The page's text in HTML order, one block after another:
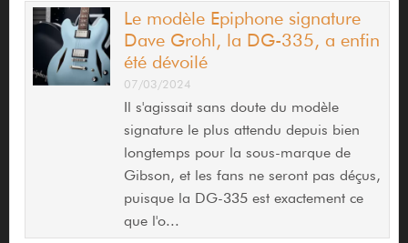
Le modèle Epiphone signature
Dave Grohl, la DG-335, a enfin
été dévoilé
07/03/2024
Il s'agissait sans doute du modèle
signature le plus attendu depuis bien
longtemps pour la sous-marque de
Gibson, et les fans ne seront pas déçus,
puisque la DG-335 est exactement ce
que l'o...